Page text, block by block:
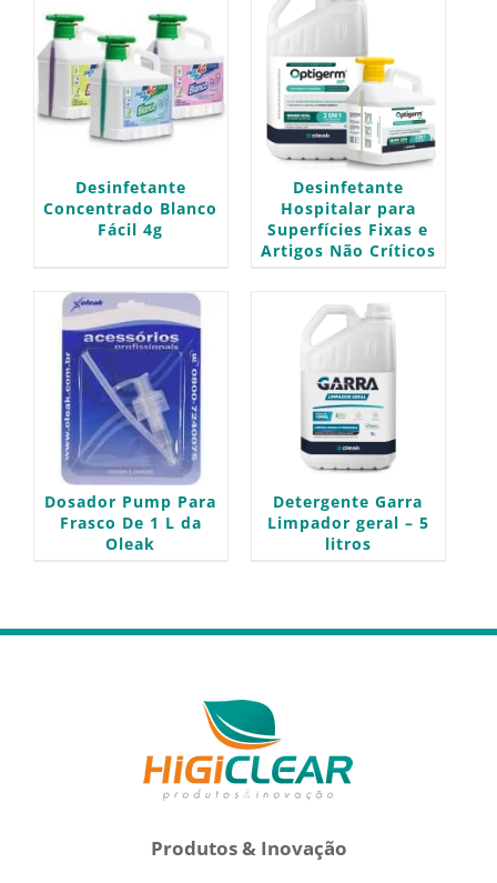
Desinfetante
Concentrado Blanco
Fácil 4g
Desinfetante
Hospitalar para
Superfícies Fixas e
Artigos Não Críticos
Dosador Pump Para
Frasco De 1 L da
Oleak
Detergente Garra
Limpador geral – 5
litros
Produtos & Inovação